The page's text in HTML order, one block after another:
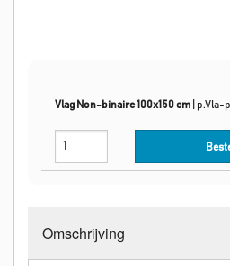
Vlag Non-binaire 100x150 cm p.Vla-
Omschrijving